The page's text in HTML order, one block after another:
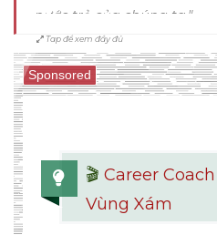
nước trẻ của chúng ta."
Tap để xem đầy đủ
Sponsored